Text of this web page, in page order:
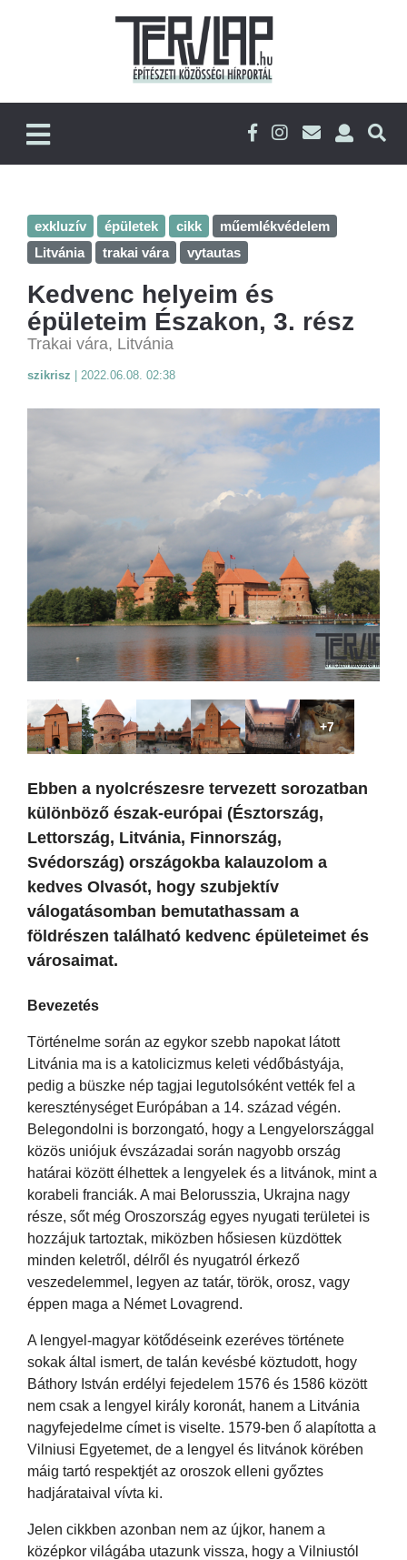
exkluzív épületek cikk
műemlékvédelem
Litvánia
trakai vára vytautas
Kedvenc helyeim és
épületeim Északon, 3. rész
Trakai vára, Litvánia
szikrisz 2022.06.08. 02:38
+7
Ebben a nyolcrészesre tervezett sorozatban
különböző észak-európai (Észtország,
Lettország, Litvánia, Finnország,
Svédország) országokba kalauzolom a
kedves Olvasót, hogy szubjektív
válogatásomban bemutathassam a
földrészen található kedvenc épületeimet és
városaimat.
Bevezetés
Történelme során az egykor szebb napokat látott
Litvánia ma is a katolicizmus keleti védőbástyája,
pedig a büszke nép tagjai legutolsóként vették fel a
kereszténységet Európában a 14. század végén.
Belegondolni is borzongató, hogy a Lengyelországgal
közös uniójuk évszázadai során nagyobb ország
határai között élhettek a lengyelek és a litvánok, mint a
korabeli franciák. A mai Belorusszia, Ukrajna nagy
része, sőt még Oroszország egyes nyugati területei is
hozzájuk tartoztak, miközben hősiesen küzdöttek
minden keletről, délről és nyugatról érkező
veszedelemmel, legyen az tatár, török, orosz, vagy
éppen maga a Német Lovagrend.
A lengyel-magyar kötődéseink ezeréves története
sokak által ismert, de talán kevésbé köztudott, hogy
Báthory István erdélyi fejedelem 1576 és 1586 között
nem csak a lengyel király koronát, hanem a Litvánia
nagyfejedelme címet is viselte. 1579-ben ő alapította a
Vilniusi Egyetemet, de a lengyel és litvánok körében
máig tartó respektjét az oroszok elleni győztes
hadjárataival vívta ki.
Jelen cikkben azonban nem az újkor, hanem a
középkor világába utazunk vissza, hogy a Vilniustól